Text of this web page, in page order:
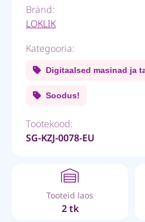
Bränd:
LOKLIK
Kategooria:
Digitaalsed masinad ja
Soodus!
Tootekood:
SG-KZJ-0078-EU
Tooteid laos
2 tk